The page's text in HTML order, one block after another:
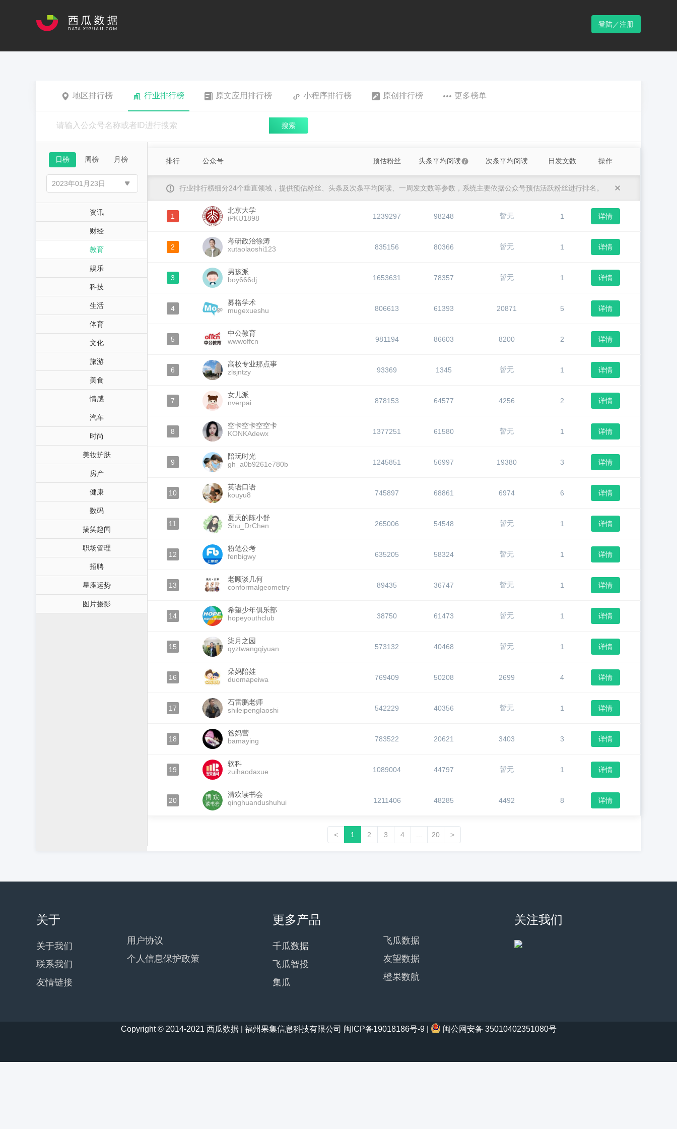
登陆／注册
地区排行榜 行业排行榜 原文应用排行榜 小程序排行榜 原创排行榜 更多榜单
搜索
日榜 周榜 月榜
资讯
财经
教育
娱乐
科技
生活
体育
文化
旅游
美食
情感
汽车
时尚
美妆护肤
房产
健康
数码
搞笑趣闻
职场管理
招聘
星座运势
图片摄影
排行 公众号 预估粉丝 头条平均阅读 次条平均阅读 日发文数 操作
行业排行榜细分24个垂直领域，提供预估粉丝、头条及次条平均阅读、一周发文数等参数，系统主要依据公众号预估活跃粉丝进行排名。
1
北京大学
iPKU1898
1239297 98248 暂无 1 详情
2
考研政治徐涛
xutaolaoshi123
835156 80366 暂无 1 详情
3
男孩派
boy666dj
1653631 78357 暂无 1 详情
4
募格学术
mugexueshu
806613 61393 20871 5 详情
5
中公教育
wwwoffcn
981194 86603 8200 2 详情
6
高校专业那点事
zlsjntzy
93369 1345 暂无 1 详情
7
女儿派
nverpai
878153 64577 4256 2 详情
8
空卡空卡空空卡
KONKAdewx
1377251 61580 暂无 1 详情
9
陪玩时光
gh_a0b9261e780b
1245851 56997 19380 3 详情
10
英语口语
kouyu8
745897 68861 6974 6 详情
11
夏天的陈小舒
Shu_DrChen
265006 54548 暂无 1 详情
12
粉笔公考
fenbigwy
635205 58324 暂无 1 详情
13
老顾谈几何
conformalgeometry
89435 36747 暂无 1 详情
14
希望少年俱乐部
hopeyouthclub
38750 61473 暂无 1 详情
15
柒月之园
qyztwangqiyuan
573132 40468 暂无 1 详情
16
朵妈陪娃
duomapeiwa
769409 50208 2699 4 详情
17
石雷鹏老师
shileipenglaoshi
542229 40356 暂无 1 详情
18
爸妈营
bamaying
783522 20621 3403 3 详情
19
软科
zuihaodaxue
1089004 44797 暂无 1 详情
20
清欢读书会
qinghuandushuhui
1211406 48285 4492 8 详情
< 1 2 3 4 20 >
关于
关于我们
联系我们
友情链接
用户协议
个人信息保护政策
更多产品
千瓜数据
飞瓜智投
集瓜
飞瓜数据
友望数据
橙果数航
关注我们
Copyright © 2014-2021 西瓜数据 | 福州果集信息科技有限公司 闽ICP备19018186号-9 闽公网安备 35010402351080号